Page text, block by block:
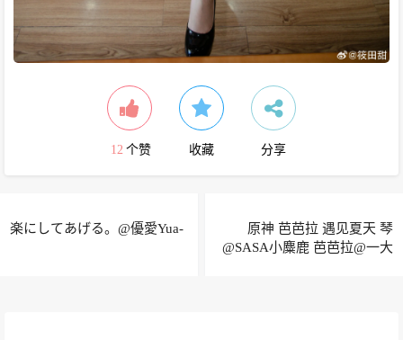
12 个赞 收藏 分享
楽にしてあげる。@優愛Yua-
原神 芭芭拉 遇见夏天 琴
@SASA小麋鹿 芭芭拉@一大